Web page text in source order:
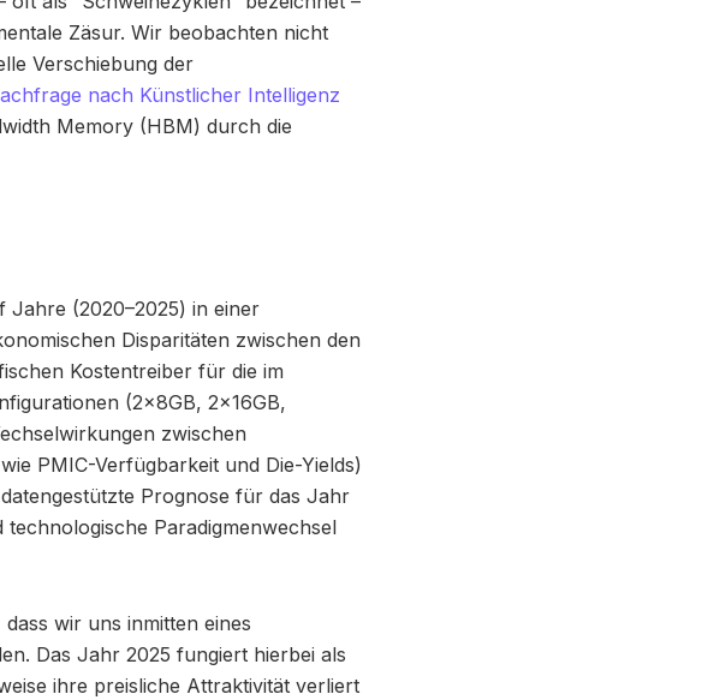
Zäsur. Wir beobachten nicht
Verschiebung der
nach Künstlicher Intelligenz
Memory (HBM) durch die
Jahre (2020–2025) in einer
Disparitäten zwischen den
Kostentreiber für die im
(2x8GB, 2x16GB,
zwischen
PMIC-Verfügbarkeit und Die-Yields)
Prognose für das Jahr
Paradigmenwechsel
wir uns inmitten eines
Das Jahr 2025 fungiert hierbei als
ihre preisliche Attraktivität verliert